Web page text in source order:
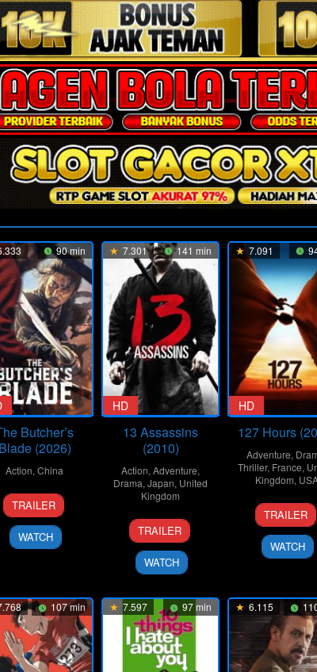
90 min
Butcher’s
Blade (2026)
Action,China
8
Jan
2026
Liu
Wenpu
TRAILER
WATCH
7.301 141 min
HD
13 Assassins
(2010)
Action,Adventure,
Drama,Japan, United
Kingdom
25
Sep
2010
Takashi
Miike
TRAILER
WATCH
7.091
HD
127 Hours
Adventure,
Thriller, France,
Kingdom,
12
Nov
2010
Boyle
TRAILER
WATCH
107 min 7.597 97 min 6.115